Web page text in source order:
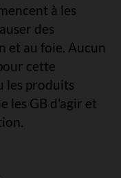
à les
des
et au foie. Aucun
cette
les produits
les GB d’agir et